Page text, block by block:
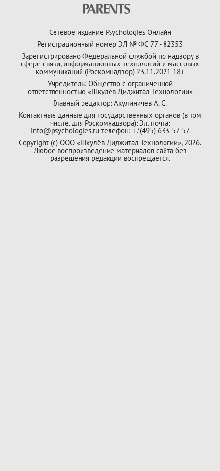
Сетевое издание Psychologies Онлайн
Регистрационный номер ЭЛ № ФС 77 - 82353
Зарегистрировано Федеральной службой по надзору в
сфере связи, информационных технологий и массовых
коммуникаций (Роскомнадзор) 23.11.2021 18+
Учредитель: Общество с ограниченной
ответственностью «Шкулёв Диджитал Технологии»
Главный редактор: Акулиничев А. С.
Контактные данные для государственных органов (в том
числе, для Роскомнадзора): Эл. почта:
info@psychologies.ru телефон: +7(495) 633-57-57
Copyright (с) ООО «Шкулёв Диджитал Технологии», 2026.
Любое воспроизведение материалов сайта без
разрешения редакции воспрещается.